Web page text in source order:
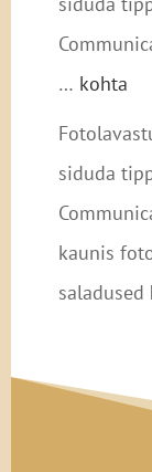
… kohta
siduda
kaunis
saladused